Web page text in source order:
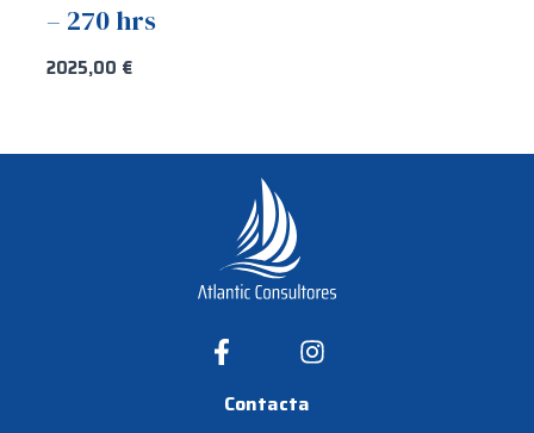
– 270 hrs
2025,00 €
Contacta